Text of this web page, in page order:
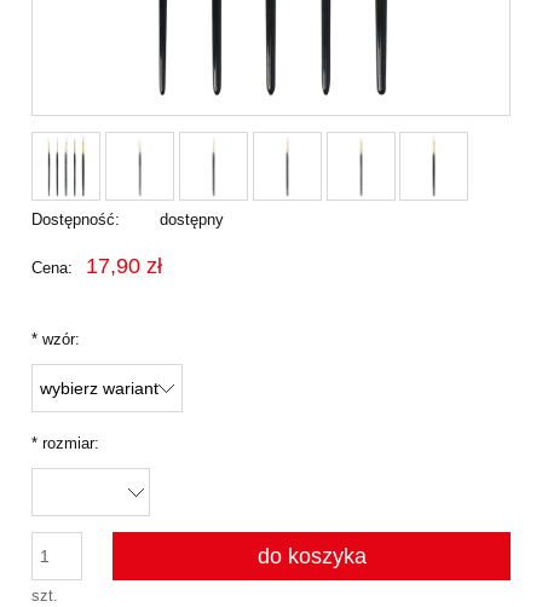
Dostępność: dostępny
Cena: 17,90 zł
* wzór:
* rozmiar:
szt.
do koszyka